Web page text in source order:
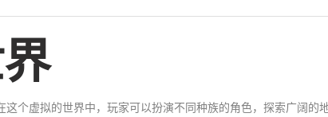
个虚拟的世界中，玩家可以扮演不同种族的角色，探索广阔的